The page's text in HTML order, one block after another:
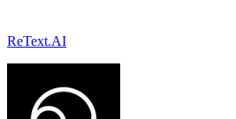
ReText.AI